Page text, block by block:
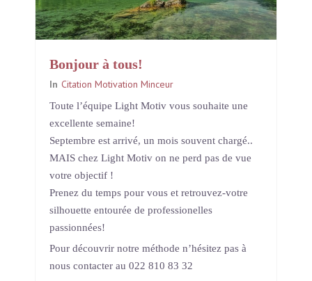
Bonjour à tous!
In Citation Motivation Minceur
Toute l’équipe Light Motiv vous souhaite une
excellente semaine!
Septembre est arrivé, un mois souvent chargé..
MAIS chez Light Motiv on ne perd pas de vue
votre objectif !
Prenez du temps pour vous et retrouvez-votre
silhouette entourée de professionelles
passionnées!
Pour découvrir notre méthode n’hésitez pas à
nous contacter au 022 810 83 32